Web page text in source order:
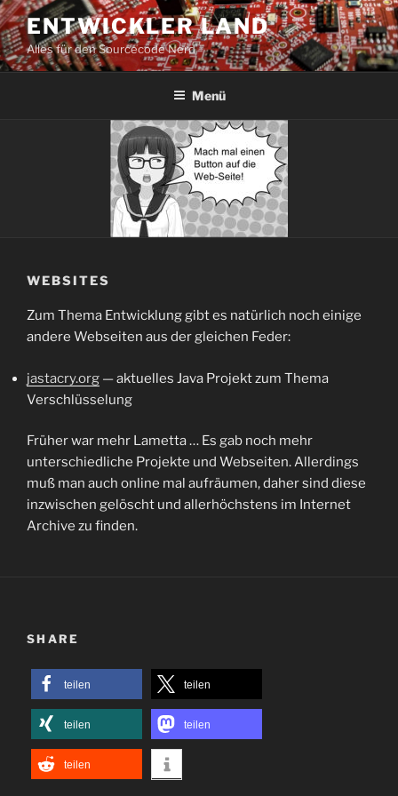
Zum
Inhalt
springen
ENTWICKLER LAND
Alles für den Sourcecode Nerd
Menü
WEBSITES
Zum Thema Entwicklung gibt es natürlich noch einige
andere Webseiten aus der gleichen Feder:
jastacry.org — aktuelles Java Projekt zum Thema
Verschlüsselung
Früher war mehr Lametta … Es gab noch mehr
unterschiedliche Projekte und Webseiten. Allerdings
muß man auch online mal aufräumen, daher sind diese
inzwischen gelöscht und allerhöchstens im Internet
Archive zu finden.
SHARE
teilen teilen
teilen teilen
teilen